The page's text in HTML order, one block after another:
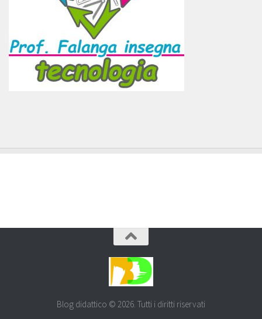
Blog didattico © 2026. Tutti i diritti riservati